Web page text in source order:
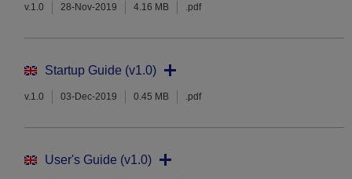
v.1.0 28-Nov-2019 4.16 MB .pdf
Startup Guide (v1.0)
v.1.0 03-Dec-2019 0.45 MB .pdf
User's Guide (v1.0)